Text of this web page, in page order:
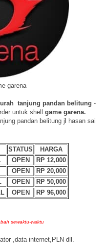
garena
tanjung pandan belitung -
untuk shell game garena.
pandan belitung jl hasan sai
STATUS
HARGA
OPEN
RP 12,000
OPEN RP 20,000
OPEN RP 50,000
OPEN RP 96,000
sewaktu-waktu
,data internet,PLN dll.